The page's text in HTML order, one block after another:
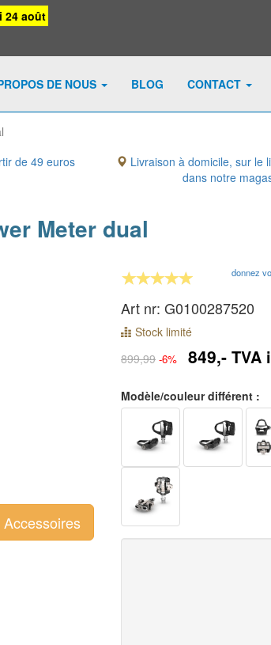
24 août
DE NOUS BLOG CONTACT
de 49 euros
Livraison à domicile, sur le
dans notre
Meter dual
Accessoires
donnez
Art nr: G0100287520
Stock limité
899,99 -6% 849,- TVA
Modèle/couleur différent :